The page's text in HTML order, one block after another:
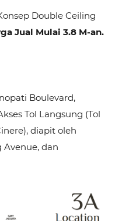
Double Ceiling
Jual Mulai 3.8 M-an.
Boulevard,
Tol Langsung (Tol
diapit oleh
dan